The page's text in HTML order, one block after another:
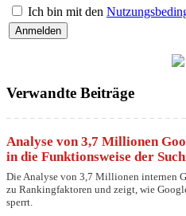
Ich bin mit den
Verwandte Beiträge
Analyse von 3,7 Millionen
in die Funktionsweise der
Die Analyse von 3,7 Millionen internen
zu Rankingfaktoren und zeigt, wie
sperrt.